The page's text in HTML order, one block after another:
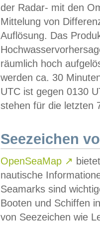
der Radar- mit den
Mittelung von
Auflösung. Das
räumlich hoch
werden ca. 30
UTC ist gegen 0130
stehen für die letzten
Seezeichen
OpenSeaMap ↗
nautische
Seamarks sind
Booten und Schiffen
von Seezeichen wie